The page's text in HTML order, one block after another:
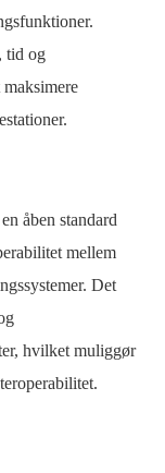
tid og
maksimere
åben standard
mellem
Det
hvilket muliggør